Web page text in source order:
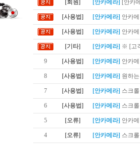
[회원] [안카메라] [안카
[사용법] [안카메라] 안카
[사용법] [안카메라] 안카
[기타] [안카메라] ※ [고
9 [사용법] [안카메라] 안카
8 [사용법] [안카메라] 원하
7 [사용법] [안카메라] 스크
6 [사용법] [안카메라] 스크
5 [오류] [안카메라] 안카
4 [오류] [안카메라] 스크